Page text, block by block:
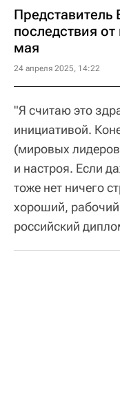
Представитель
последствия
мая
24 апреля 2025, 14:22
"Я считаю это
инициативой.
(мировых
и настроя. Если
тоже нет ничего
хороший,
российский